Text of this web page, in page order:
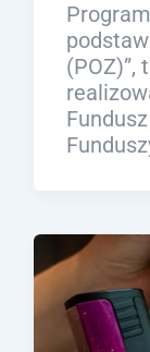
(POZ)”,